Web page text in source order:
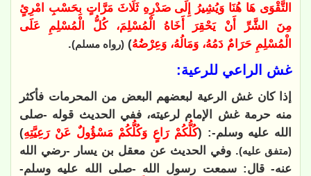
التَّقْوَى هَا هُنَا وَيُشِيرُ إِلَى صَدْرِهِ ثَلَاثَ مَرَّاتٍ بِحَسْبِ امْرِئٍ
مِنَ الشَّرِّ أَنْ يَحْقِرَ أَخَاهُ الْمُسْلِمَ، كُلُّ الْمُسْلِمِ عَلَى
الْمُسْلِمِ حَرَامٌ دَمُهُ، وَمَالُهُ، وَعِرْضُهُ) (رواه مسلم).
غش الراعي للرعية:
إذا كان غش الرعية لبعضهم البعض من المحرمات فأكثر
منه حرمة غش الإمام لرعيته، ففي الحديث قوله -صلى
الله عليه وسلم-: (كُلُّكُمْ رَاعٍ وَكُلُّكُمْ مَسْؤُولٌ عَنْ رَعِيَّتِهِ)
(متفق عليه). وفي الحديث عن معقل بن يسار -رضي الله
عنه- قال: سمعت رسول الله -صلى الله عليه وسلم-